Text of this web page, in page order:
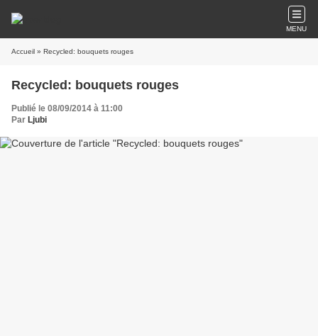
MENU
Accueil » Recycled: bouquets rouges
Recycled: bouquets rouges
Publié le 08/09/2014 à 11:00
Par Ljubi